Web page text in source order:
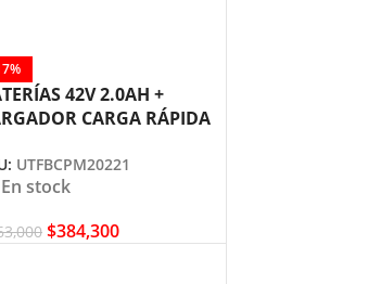
42V 2.0AH +
CARGA RÁPIDA
UTFBCPM20221
En stock
$384,300